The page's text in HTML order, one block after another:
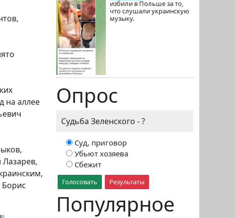
избили в Польше за то,
что слушали украинскую
музыку.
Опрос
Судьба Зеленского - ?
Суд, приговор
Убьют хозяева
Сбежит
Голосовать Результаты
Популярное
на аллее